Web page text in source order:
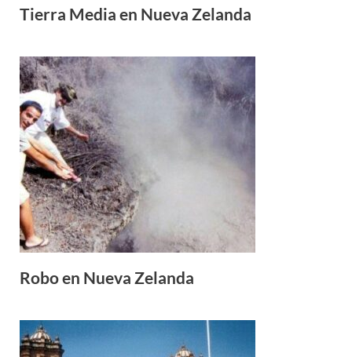
Tierra Media en Nueva Zelanda
Robo en Nueva Zelanda